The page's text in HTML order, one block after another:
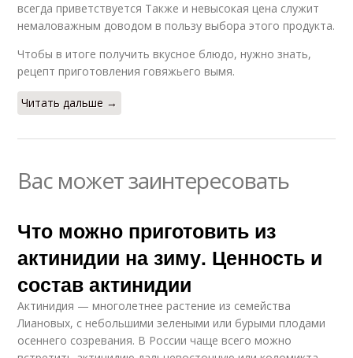
всегда приветствуется Также и невысокая цена служит
немаловажным доводом в пользу выбора этого продукта.
Чтобы в итоге получить вкусное блюдо, нужно знать,
рецепт приготовления говяжьего вымя.
Читать дальше →
Вас может заинтересовать
Что можно приготовить из
актинидии на зиму. Ценность и
состав актинидии
Актинидия — многолетнее растение из семейства
Лиановых, с небольшими зелеными или бурыми плодами
осеннего созревания. В России чаще всего можно